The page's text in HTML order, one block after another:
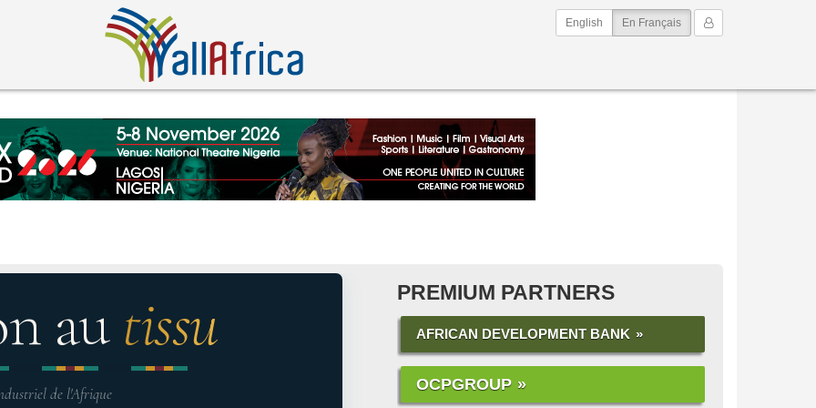
Mon Compte
English En Français(current)
au tissu
de l'Afrique
PREMIUM PARTNERS
AFRICAN DEVELOPMENT BANK
OCPGROUP